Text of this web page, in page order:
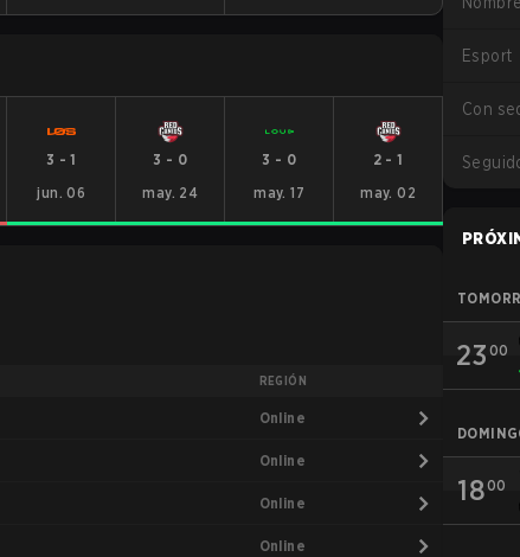
3 -1
jun. 06
3 - 0
may. 24
3 - 0
may. 17
2 -1
may. 02
REGIÓN
Online
Online
Online
Online
Esport
Con
23 00
1800